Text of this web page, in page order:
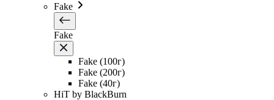
Fake
Fake
Fake (100г)
Fake (200г)
Fake (40г)
HiT by BlackBurn